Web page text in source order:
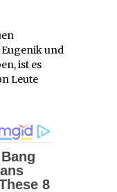
und
ist es
Leute